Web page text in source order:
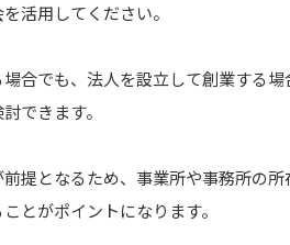
活用してください。
合でも、法人を設立して創業する
できます。
提となるため、事業所や事務所の
とがポイントになります。